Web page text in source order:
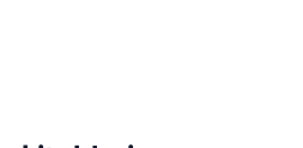
2 оценок